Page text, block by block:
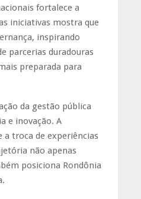
fortalece a
iniciativas mostra que
inspirando
parcerias duradouras
preparada para
da gestão pública
e inovação. A
a troca de experiências
não apenas
posiciona Rondônia